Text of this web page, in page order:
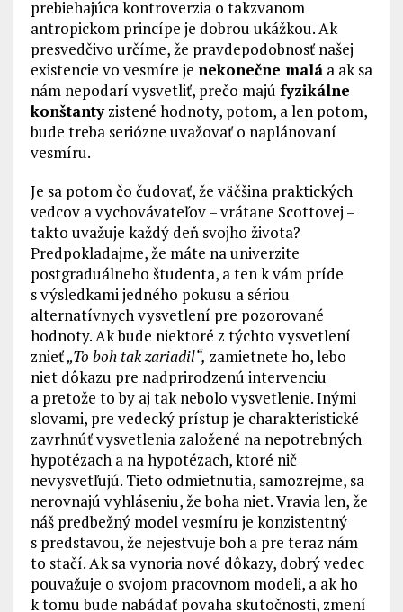
prebiehajúca kontroverzia o takzvanom
antropickom princípe je dobrou ukážkou. Ak
presvedčivo určíme, že pravdepodobnosť našej
existencie vo vesmíre je nekonečne maláa ak sa
nám nepodarí vysvetliť, prečo majú fyzikálne
konštantyzistené hodnoty, potom, a len potom,
bude treba seriózne uvažovať o naplánovaní
vesmíru.
Je sa potom čo čudovať, že väčšina praktických
vedcov a vychovávateľov – vrátane Scottovej –
takto uvažuje každý deň svojho života?
Predpokladajme, že máte na univerzite
postgraduálneho študenta, a ten k vám príde
s výsledkami jedného pokusu a sériou
alternatívnych vysvetlení pre pozorované
hodnoty. Ak bude niektoré z týchto vysvetlení
znieť„To boh tak zariadil“, zamietnete ho, lebo
niet dôkazu pre nadprirodzenú intervenciu
a pretože to by aj tak nebolo vysvetlenie. Inými
slovami, pre vedecký prístup je charakteristické
zavrhnúť vysvetlenia založené na nepotrebných
hypotézach a na hypotézach, ktoré nič
nevysvetľujú. Tieto odmietnutia, samozrejme, sa
nerovnajú vyhláseniu, že boha niet. Vravia len, že
náš predbežný model vesmíru je konzistentný
s predstavou, že nejestvuje boh a pre teraz nám
to stačí. Ak sa vynoria nové dôkazy, dobrý vedec
pouvažuje o svojom pracovnom modeli, a ak ho
k tomu bude nabádať povaha skutočnosti, zmení